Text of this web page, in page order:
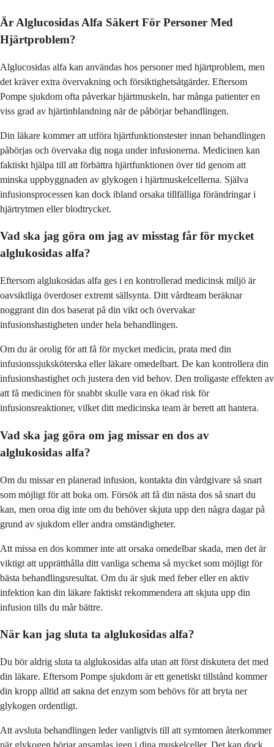
Är Alglucosidas Alfa Säkert För Personer Med
Hjärtproblem?
Alglucosidas alfa kan användas hos personer med hjärtproblem, men
det kräver extra övervakning och försiktighetsåtgärder. Eftersom
Pompe sjukdom ofta påverkar hjärtmuskeln, har många patienter en
viss grad av hjärtinblandning när de påbörjar behandlingen.
Din läkare kommer att utföra hjärtfunktionstester innan behandlingen
påbörjas och övervaka dig noga under infusionerna. Medicinen kan
faktiskt hjälpa till att förbättra hjärtfunktionen över tid genom att
minska uppbyggnaden av glykogen i hjärtmuskelcellerna. Själva
infusionsprocessen kan dock ibland orsaka tillfälliga förändringar i
hjärtrytmen eller blodtrycket.
Vad ska jag göra om jag av misstag får för mycket
alglukosidas alfa?
Eftersom alglukosidas alfa ges i en kontrollerad medicinsk miljö är
oavsiktliga överdoser extremt sällsynta. Ditt vårdteam beräknar
noggrant din dos baserat på din vikt och övervakar
infusionshastigheten under hela behandlingen.
Om du är orolig för att få för mycket medicin, prata med din
infusionssjuksköterska eller läkare omedelbart. De kan kontrollera din
infusionshastighet och justera den vid behov. Den troligaste effekten av
att få medicinen för snabbt skulle vara en ökad risk för
infusionsreaktioner, vilket ditt medicinska team är berett att hantera.
Vad ska jag göra om jag missar en dos av
alglukosidas alfa?
Om du missar en planerad infusion, kontakta din vårdgivare så snart
som möjligt för att boka om. Försök att få din nästa dos så snart du
kan, men oroa dig inte om du behöver skjuta upp den några dagar på
grund av sjukdom eller andra omständigheter.
Att missa en dos kommer inte att orsaka omedelbar skada, men det är
viktigt att upprätthålla ditt vanliga schema så mycket som möjligt för
bästa behandlingsresultat. Om du är sjuk med feber eller en aktiv
infektion kan din läkare faktiskt rekommendera att skjuta upp din
infusion tills du mår bättre.
När kan jag sluta ta alglukosidas alfa?
Du bör aldrig sluta ta alglukosidas alfa utan att först diskutera det med
din läkare. Eftersom Pompe sjukdom är ett genetiskt tillstånd kommer
din kropp alltid att sakna det enzym som behövs för att bryta ner
glykogen ordentligt.
Att avsluta behandlingen leder vanligtvis till att symtomen återkommer
när glykogen börjar ansamlas igen i dina muskelceller. Det kan dock